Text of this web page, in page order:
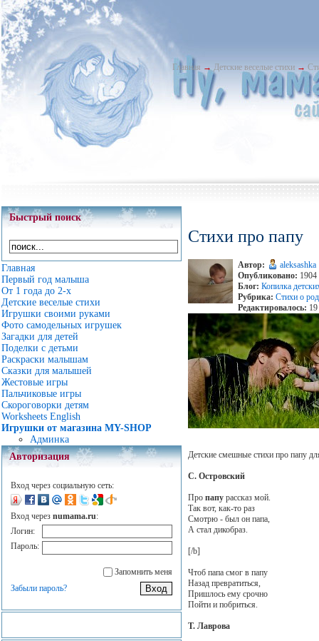
Главная → Детские веселые стихи →
Быстрый поиск
Главная
Первый год малыша
От 1 года до 2-х
Детские веселые стихи
Игрушки своими руками
Фото самодельных игрушек
Загадки для детей
Поделки с детьми
Раскраски малышам
Сказки для малышей
Жестовые игры
Пальчиковые игры
Скороговорки детям
Worksheets English
Игрушки от магазина MY-SHOP
Админка
Авторизация
Вход через социальную сеть:
Вход через numama.ru:
Логин:
Пароль:
Запомнить меня
Забыли пароль?
Стихи про папу
Автор:
aleksashka
Опубликовано: 1904
Блог: Копилка
Рубрика: Стихи о
Редактировалось:
Детские смешные стихи про папу
С. Островский
Про папурассказ мой.
Так вот, как-то раз
Смотрю - был он папа,
А стал дикобраз.
[/b]
Чтоб папа смог в папу
Назад превратиться,
Пришлось ему срочно
Пойти и побриться.
Т. Лаврова